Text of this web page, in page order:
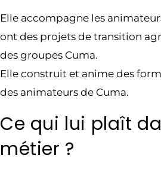
Elle accompagne les
ont des projets de transition
des groupes Cuma.
Elle construit et anime des
des animateurs de Cuma.
Ce qui lui plaît
métier ?